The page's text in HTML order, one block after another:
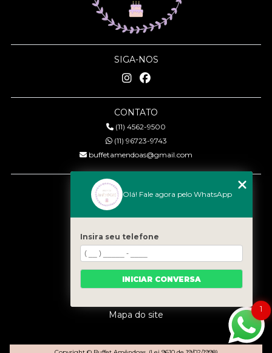
SIGA-NOS
CONTATO
(11) 4562-9500
(11) 96723-9743
buffetamendoas@gmail.com
MENU
Quem somos
Serviços
Eventos
Gastronomia
Contato
Mapa do site
1
Olá! Fale agora pelo WhatsApp
Insira seu telefone
INICIAR CONVERSA